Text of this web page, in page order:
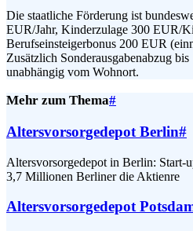
Die staatliche Förderung ist
EUR/Jahr, Kinderzulage 300 EUR/
Berufseinsteigerbonus 200 EUR
Zusätzlich Sonderausgabenabzug
unabhängig vom Wohnort.
Mehr zum Thema#
Altersvorsorgedepot Berlin#
Altersvorsorgedepot in Berlin:
3,7 Millionen Berliner die Aktienre
Altersvorsorgedepot